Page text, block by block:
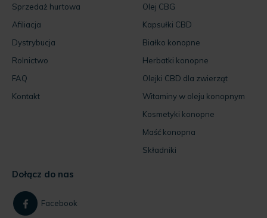
Sprzedaż hurtowa
Afiliacja
Dystrybucja
Rolnictwo
FAQ
Kontakt
Olej CBG
Kapsułki CBD
Białko konopne
Herbatki konopne
Olejki CBD dla zwierząt
Witaminy w oleju konopnym
Kosmetyki konopne
Maść konopna
Składniki
Dołącz do nas
Facebook